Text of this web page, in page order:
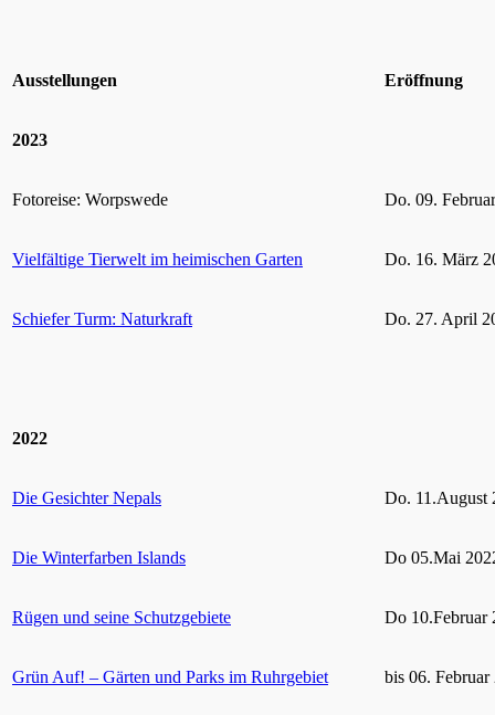
Ausstellungen Eröffnung
2023
Fotoreise: Worpswede Do. 09.
Vielfältige Tierwelt im heimischen Garten Do. 16. März
Schiefer Turm: Naturkraft Do. 27. April
2022
Die Gesichter Nepals Do. 11.August
Die Winterfarben Islands Do 05.Mai
Rügen und seine Schutzgebiete Do 10.Februar
Grün Auf! – Gärten und Parks im Ruhrgebiet bis 06. Februar